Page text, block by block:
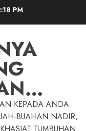
PM
KEPADA ANDA
BUAHAN NADIR,